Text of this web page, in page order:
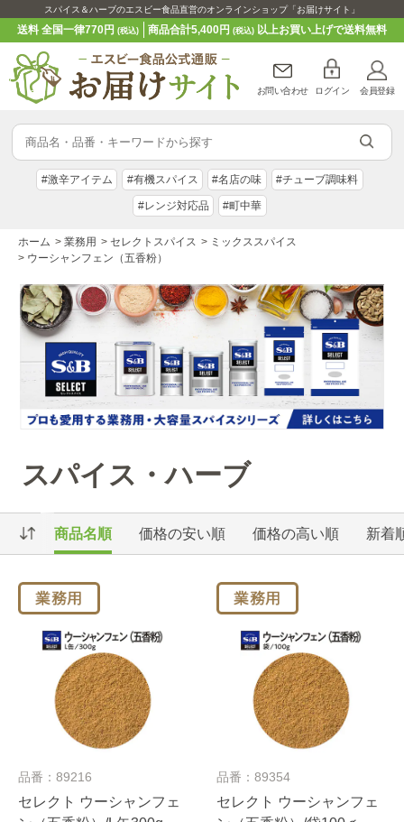
スパイス＆ハーブのエスビー食品直営のオンラインショップ「お届けサイト」
送料 全国一律770円(税込) 商品合計5,400円 (税込)以上お買い上げで送料無料
お問い合わせ ログイン 会員登録
#激辛アイテム #有機スパイス #名店の味 #チューブ調味料
#レンジ対応品 #町中華
ホーム > 業務用 > セレクトスパイス > ミックススパイス
> ウーシャンフェン（五香粉）
スパイス・ハーブ
商品名順 価格の安い順 価格の高い順 新着
品番：89216
セレクト ウーシャンフェ
品番：89354
セレクト ウーシャンフェ